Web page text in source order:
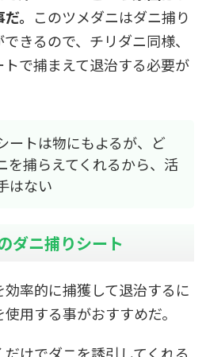
。 このツメダニはダニ捕り
きるので、チリダニ同様、
で捕まえて退治する必要が
ートは物にもよるが、ど
を捕らえてくれるから、活
はない
ダニ捕りシート
率的に捕獲して退治するに
用する事がおすすめだ。